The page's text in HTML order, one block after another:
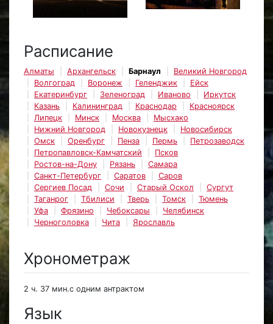
Расписание
Алматы Архангельск Барнаул
Великий Новгород
Волгоград
Воронеж Геленджик
Ейск
Екатеринбург
Зеленоград Иваново
Иркутск
Казань
Калининград Краснодар
Красноярск
Липецк
Минск Москва
Мысхако
Нижний Новгород
Новокузнецк
Новосибирск
Омск
Оренбург Пенза Пермь
Петрозаводск
Петропавловск-Камчатский
Псков
Ростов-на-Дону
Рязань
Самара
Санкт-Петербург
Саратов
Саров
Сергиев Посад
Сочи Старый Оскол
Сургут
Таганрог
Тбилиси Тверь Томск
Тюмень
Уфа
Фрязино Чебоксары
Челябинск
Черноголовка
Чита Ярославль
Хронометраж
2 ч. 37 мин.с одним антрактом
Язык